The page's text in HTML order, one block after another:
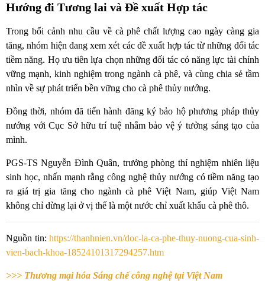
Hướng đi Tương lai và Đề xuất Hợp tác
Trong bối cảnh nhu cầu về cà phê chất lượng cao ngày càng gia
tăng, nhóm hiện đang xem xét các đề xuất hợp tác từ những đối tác
tiềm năng. Họ ưu tiên lựa chọn những đối tác có năng lực tài chính
vững mạnh, kinh nghiệm trong ngành cà phê, và cùng chia sẻ tầm
nhìn về sự phát triển bền vững cho cà phê thủy nướng.
Đồng thời, nhóm đã tiến hành đăng ký bảo hộ phương pháp thủy
nướng với Cục Sở hữu trí tuệ nhằm bảo vệ ý tưởng sáng tạo của
mình.
PGS-TS Nguyễn Đình Quân, trưởng phòng thí nghiệm nhiên liệu
sinh học, nhấn mạnh rằng công nghệ thủy nướng có tiềm năng tạo
ra giá trị gia tăng cho ngành cà phê Việt Nam, giúp Việt Nam
không chỉ dừng lại ở vị thế là một nước chỉ xuất khẩu cà phê thô.
Nguồn tin: https://thanhnien.vn/doc-la-ca-phe-thuy-nuong-cua-sinh-
vien-bach-khoa-18524101317294257.htm
>>> Thương mại hóa Sáng chế công nghệ tại Việt Nam